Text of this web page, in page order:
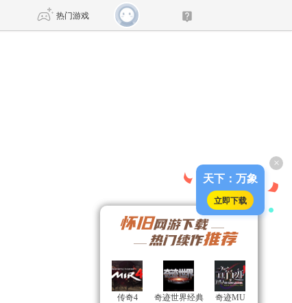
热门游戏
传奇4 奇迹世界经典 奇迹MU
传奇4 奇迹世界经典 奇迹MU
×
天下：万象
立即下载